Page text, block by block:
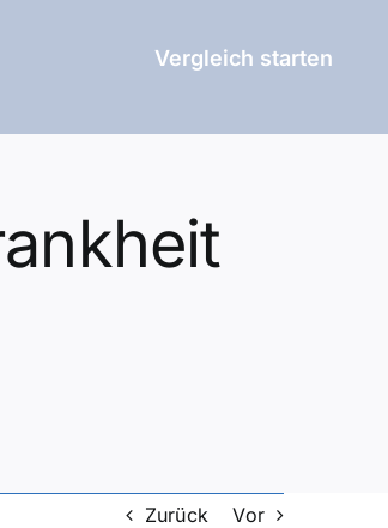
Vergleich starten
Zurück Vor